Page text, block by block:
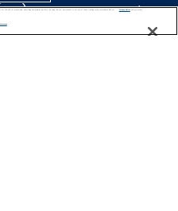
est une marque de
sociétés de portefeuille